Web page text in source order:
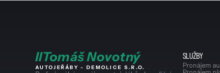
IITomáš Novotný
AUTOJEŘÁBY - DEMOLICE S.R.O.
SLUŽBY
Pronájem